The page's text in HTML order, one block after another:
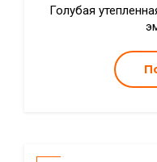
Голубая